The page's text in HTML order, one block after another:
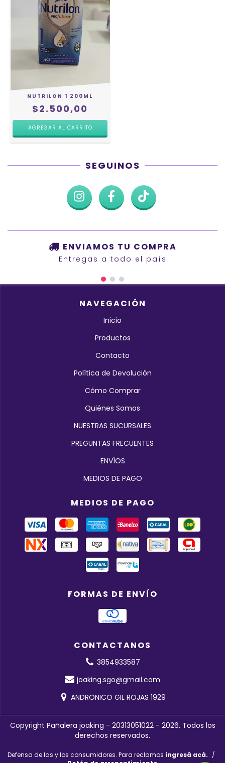
NUTRILON 1 200ML
$2.500,00
SEGUINOS
ENVIAMOS TU COMPRA
Entregas a todo el país
NAVEGACIÓN
Inicio
Productos
Contacto
Política de Devolución
Cómo Comprar
Quiénes Somos
NUESTRAS SUCURSALES
PREGUNTAS FRECUENTES
ENVÍOS
MEDIOS DE PAGO
MEDIOS DE PAGO
FORMAS DE ENVÍO
CONTACTANOS
3854933587
joaking.sgo@gmail.com
ANDRONICO GIL ROJAS 1929
Copyright Pañalera joaking - 20313051022 - 2026. Todos los
derechos reservados.
Defensa de las y los consumidores. Para reclamos ingresá acá. /